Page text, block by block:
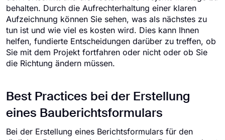
behalten. Durch die Aufrechterhaltung einer klaren
Aufzeichnung können Sie sehen, was als nächstes zu
tun ist und wie viel es kosten wird. Dies kann Ihnen
helfen, fundierte Entscheidungen darüber zu treffen, ob
Sie mit dem Projekt fortfahren oder nicht oder ob Sie
die Richtung ändern müssen.
Best Practices bei der Erstellung
eines Bauberichtsformulars
Bei der Erstellung eines Berichtsformulars für den